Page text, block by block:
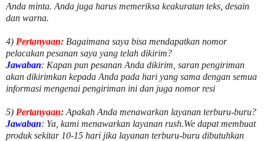
Anda minta. Anda juga harus memeriksa keakuratan teks, desain
dan warna.
4) Pertanyaan: Bagaimana saya bisa mendapatkan nomor
pelacakan pesanan saya yang telah dikirim?
Jawaban: Kapan pun pesanan Anda dikirim, saran pengiriman
akan dikirimkan kepada Anda pada hari yang sama dengan semua
informasi mengenai pengiriman ini dan juga nomorresi
5) Pertanyaan: Apakah Anda menawarkan layanan terburu-buru?
Jawaban: Ya, kami menawarkan layanan rush.We dapat membuat
produk sekitar 10-15 hari jika layanan terburu-buru dibutuhkan